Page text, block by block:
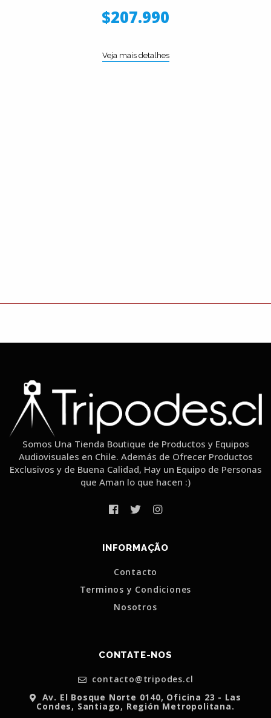
$207.990
Veja mais detalhes
Somos Una Tienda Boutique de Productos y Equipos
Audiovisuales en Chile. Además de Ofrecer Productos
Exclusivos y de Buena Calidad, Hay un Equipo de Personas
que Aman lo que hacen :)
INFORMAÇÃO
Contacto
Terminos y Condiciones
Nosotros
CONTATE-NOS
contacto@tripodes.cl
Av. El Bosque Norte 0140, Oficina 23 - Las
Condes, Santiago, Región Metropolitana.